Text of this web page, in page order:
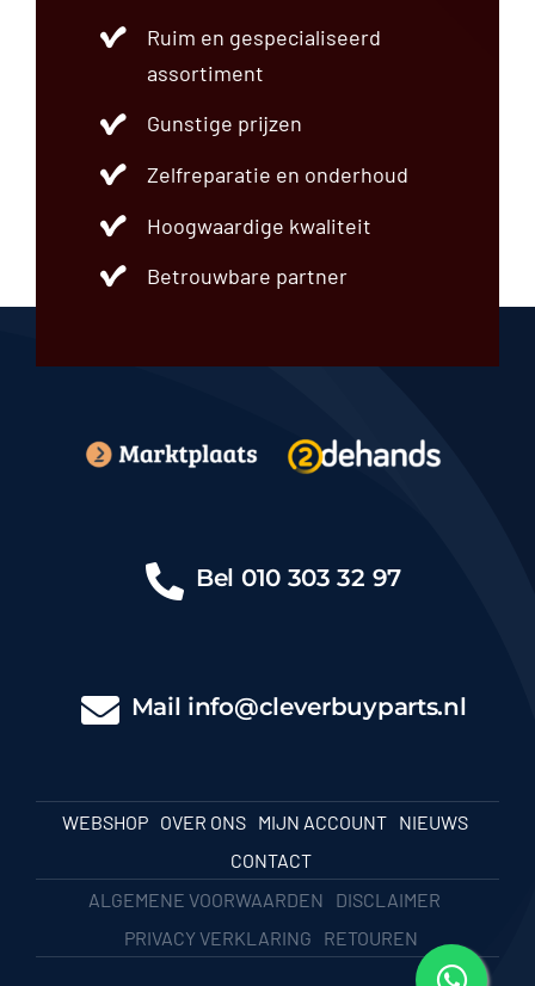
Ruim en gespecialiseerd
assortiment
Gunstige prijzen
Zelfreparatie en onderhoud
Hoogwaardige kwaliteit
Betrouwbare partner
Bel 010 303 32 97
Mail info@cleverbuyparts.nl
WEBSHOP OVER ONS MIJN ACCOUNT
NIEUWS
CONTACT
ALGEMENE VOORWAARDEN
DISCLAIMER
PRIVACY VERKLARING
RETOUREN